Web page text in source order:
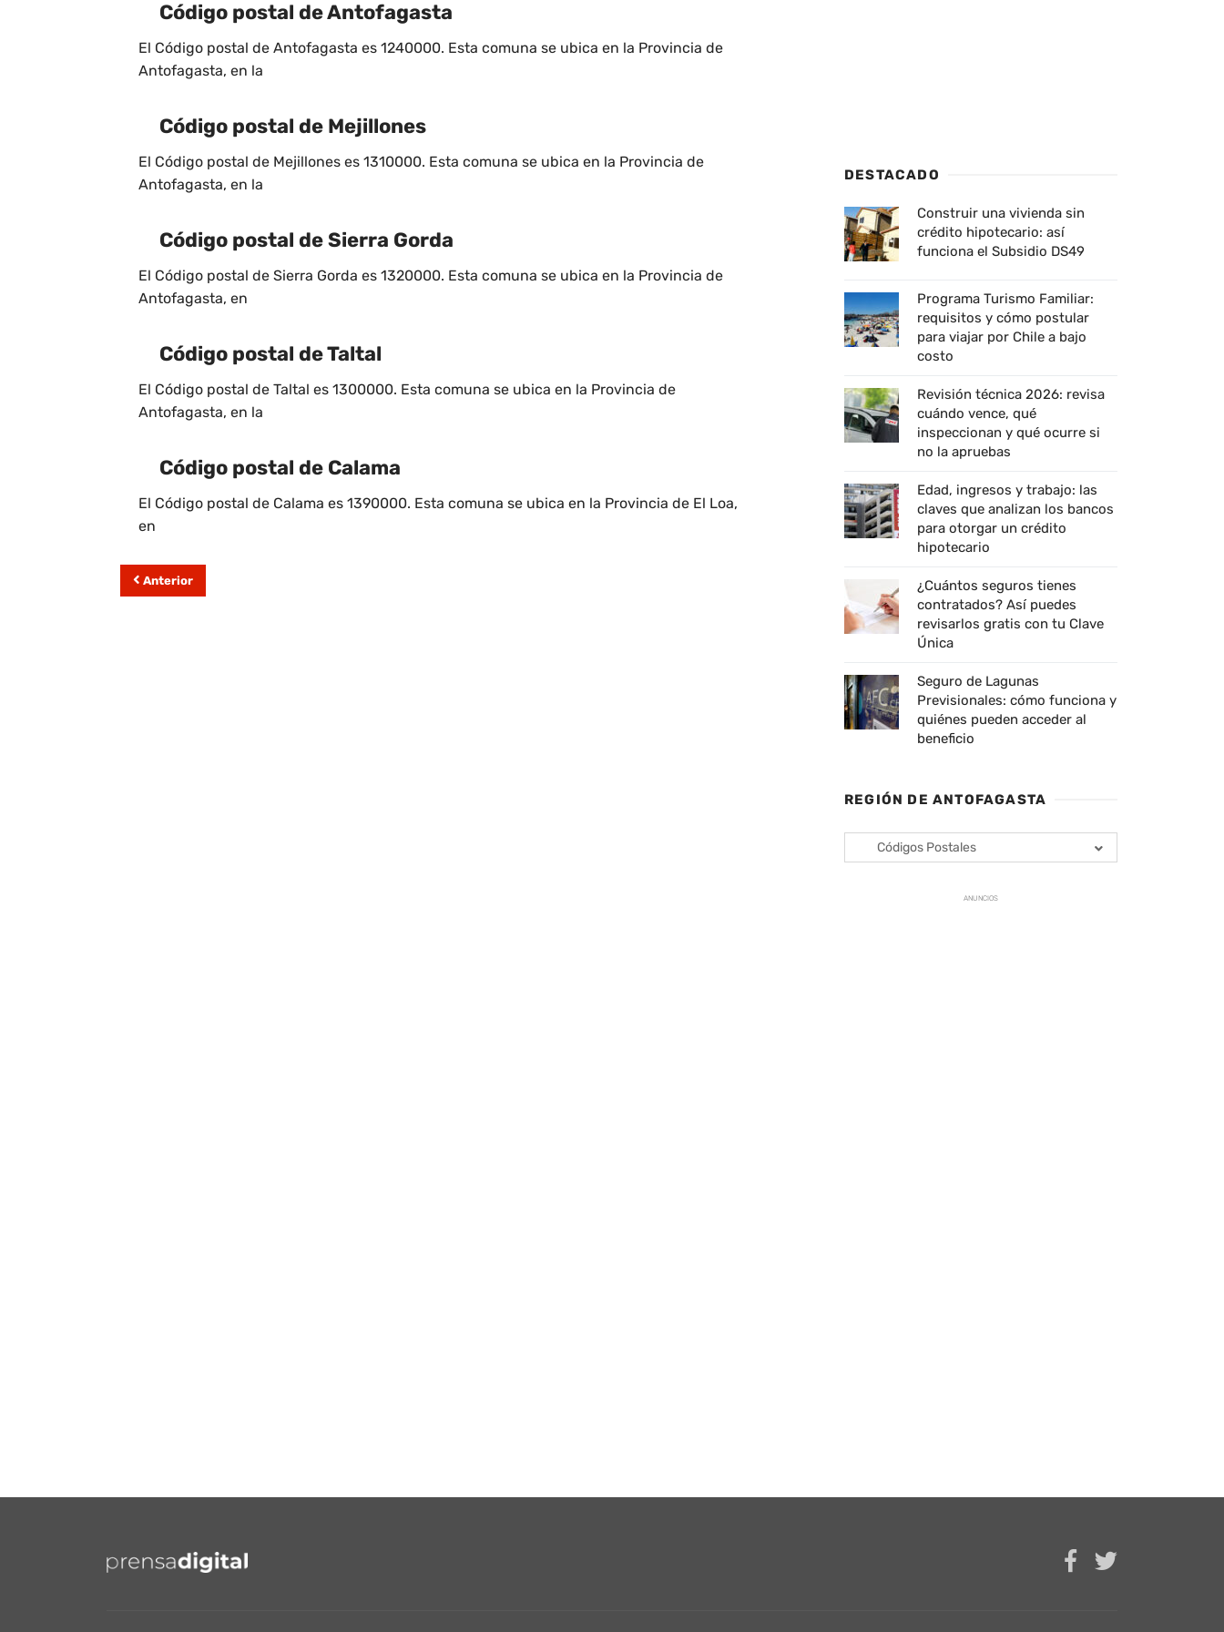
Código postal de Antofagasta
El Código postal de Antofagasta es 1240000. Esta comuna se ubica en la Provincia de
Antofagasta, en la
Código postal de Mejillones
El Código postal de Mejillones es 1310000. Esta comuna se ubica en la Provincia de
Antofagasta, en la
Código postal de Sierra Gorda
El Código postal de Sierra Gorda es 1320000. Esta comuna se ubica en la Provincia de
Antofagasta, en
Código postal de Taltal
El Código postal de Taltal es 1300000. Esta comuna se ubica en la Provincia de
Antofagasta, en la
Código postal de Calama
El Código postal de Calama es 1390000. Esta comuna se ubica en la Provincia de El Loa,
en
Anterior
DESTACADO
Construir una vivienda sin
crédito hipotecario: así
funciona el Subsidio DS49
Programa Turismo Familiar:
requisitos y cómo postular
para viajar por Chile a bajo
costo
Revisión técnica 2026: revisa
cuándo vence, qué
inspeccionan y qué ocurre si
no la apruebas
Edad, ingresos y trabajo: las
claves que analizan los bancos
para otorgar un crédito
hipotecario
¿Cuántos seguros tienes
contratados? Así puedes
revisarlos gratis con tu Clave
Única
Seguro de Lagunas
Previsionales: cómo funciona y
quiénes pueden acceder al
beneficio
REGIÓN DE ANTOFAGASTA
Códigos Postales
ANUNCIOS